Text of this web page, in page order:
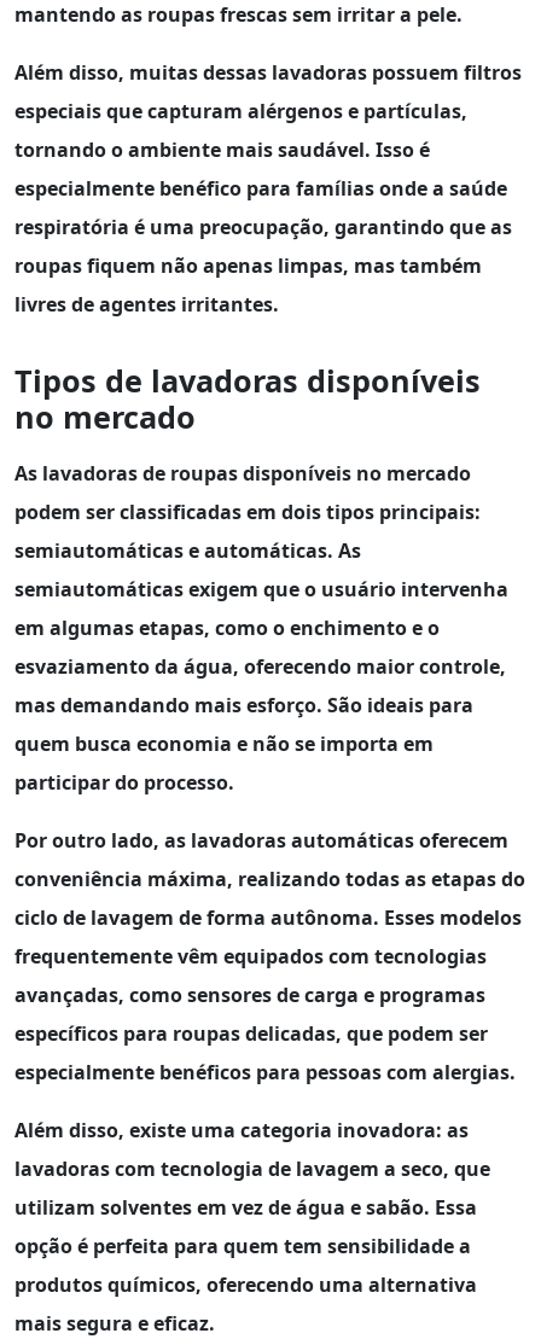
mantendo as roupas frescas sem irritar a pele.
Além disso, muitas dessas lavadoras possuem filtros
especiaisque capturam alérgenos e partículas,
tornando o ambiente mais saudável. Isso é
especialmente benéfico para famílias onde a saúde
respiratória é uma preocupação, garantindo que as
roupas fiquem não apenas limpas, mas também
livres de agentes irritantes.
Tipos de lavadoras disponíveis
no mercado
As lavadoras de roupas disponíveis no mercado
podem ser classificadas em dois tipos principais:
semiautomáticaseautomáticas. As
semiautomáticas exigem que o usuário intervenha
em algumas etapas, como o enchimento e o
esvaziamento da água, oferecendo maior controle,
mas demandando mais esforço. São ideais para
quem busca economia e não se importa em
participar do processo.
Por outro lado, as lavadoras automáticas oferecem
conveniência máxima, realizando todas as etapas do
ciclo de lavagem de forma autônoma. Esses modelos
frequentemente vêm equipados com tecnologias
avançadas, como sensores de carga e programas
específicos para roupas delicadas, que podem ser
especialmente benéficos para pessoas com alergias.
Além disso, existe uma categoria inovadora: as
lavadoras com tecnologia de lavagem a seco, que
utilizam solventes em vez de água e sabão. Essa
opção é perfeita para quem tem sensibilidade a
produtos químicos, oferecendo uma alternativa
mais segura e eficaz.